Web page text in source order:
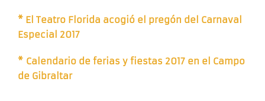
* El Teatro Florida acogió el pregón del Carnaval
Especial 2017
* Calendario de ferias y fiestas 2017 en el Campo
de Gibraltar